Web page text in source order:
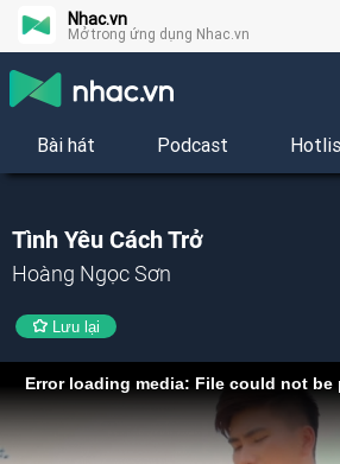
Nhac.vn
Mở trong ứng dụng Nhac.vn
Bài hát Podcast
Tình Yêu Cách Trở
Hoàng Ngọc Sơn
Lưu lại
Error loading media: File could not be